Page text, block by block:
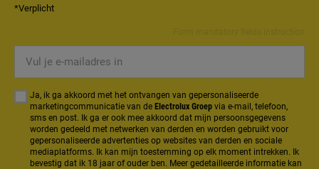
*Verplicht
e-
mailadres
Ja, ik ga akkoord met het ontvangen van gepersonaliseerde
marketingcommunicatie van de Electrolux Groep via e-mail, telefoon,
sms en post. Ik ga er ook mee akkoord dat mijn persoonsgegevens
worden gedeeld met netwerken van derden en worden gebruikt voor
gepersonaliseerde advertenties op websites van derden en sociale
mediaplatforms. Ik kan mijn toestemming op elk moment intrekken. Ik
bevestig dat ik 18 jaar of ouder ben. Meer gedetailleerde informatie kan